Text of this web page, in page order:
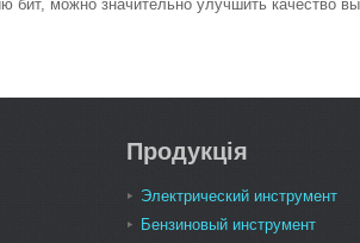
бит, можно значительно улучшить качество
Продукція
Электрический инструмент
Бензиновый инструмент